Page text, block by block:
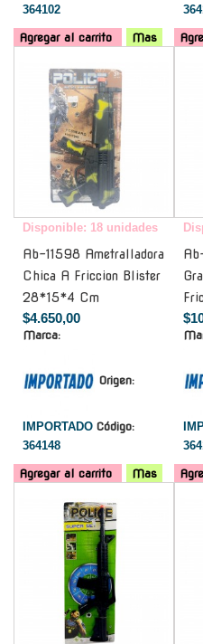
364102
Agregar al carrito Mas
Disponible: 18 unidades
Ab-11598 Ametralladora
Chica A Friccion Blister
28*15*4 Cm
$4.650,00
Marca:
Origen:
IMPORTADO Código:
364148
Agregar al carrito Mas